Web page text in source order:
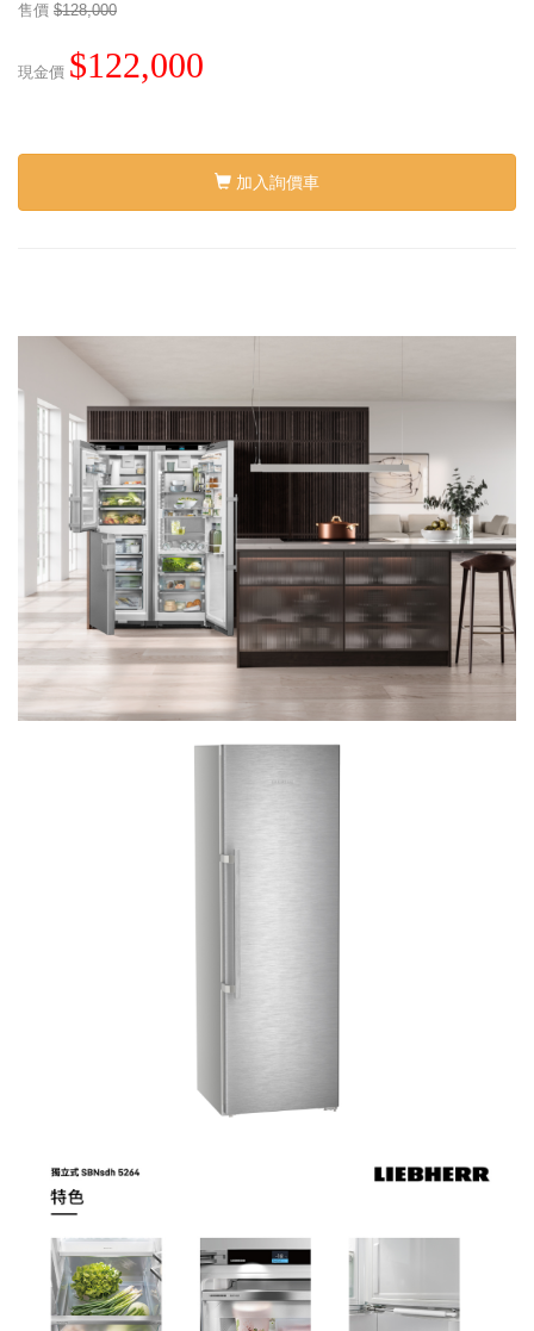
售價 $128,000
現金價 $122,000
加入詢價車